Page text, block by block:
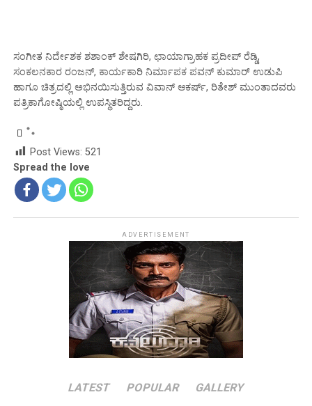
ಸಂಗೀತ ನಿರ್ದೇಶಕ ಶಶಾಂಕ್ ಶೇಷಗಿರಿ, ಛಾಯಾಗ್ರಾಹಕ ಪ್ರದೀಪ್ ರೆಡ್ಡಿ,
ಸಂಕಲನಕಾರ ರಂಜನ್, ಕಾರ್ಯಕಾರಿ ನಿರ್ಮಾಪಕ ಪವನ್ ಕುಮಾರ್ ಉಡುಪಿ
ಹಾಗೂ ಚಿತ್ರದಲ್ಲಿ ಅಭಿನಯಿಸುತ್ತಿರುವ ವಿವಾನ್ ಆಕರ್ಷ್, ರಿತೇಶ್ ಮುಂತಾದವರು
ಪತ್ರಿಕಾಗೋಷ್ಠಿಯಲ್ಲಿ ಉಪಸ್ಥಿತರಿದ್ದರು.
Post Views: 521
Spread the love
ADVERTISEMENT
LATEST POPULAR GALLERY